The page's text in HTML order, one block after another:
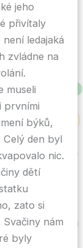
jeho
přivítaly
ledajaká
zvládne na
museli
prvními
býků,
Celý den byl
nic.
dětí
zato si
nám
byly